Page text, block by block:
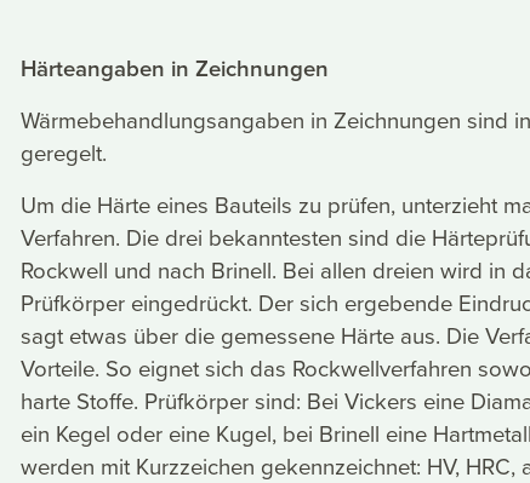
Härteangaben in Zeichnungen
Wärmebehandlungsangaben in Zeichnungen sind
geregelt.
Um die Härte eines Bauteils zu prüfen, unterzieht
Verfahren. Die drei bekanntesten sind die
Rockwell und nach Brinell. Bei allen dreien wird in
Prüfkörper eingedrückt. Der sich ergebende
sagt etwas über die gemessene Härte aus. Die
Vorteile. So eignet sich das Rockwellverfahren
harte Stoffe. Prüfkörper sind: Bei Vickers eine
ein Kegel oder eine Kugel, bei Brinell eine
werden mit Kurzzeichen gekennzeichnet: HV, HRC,